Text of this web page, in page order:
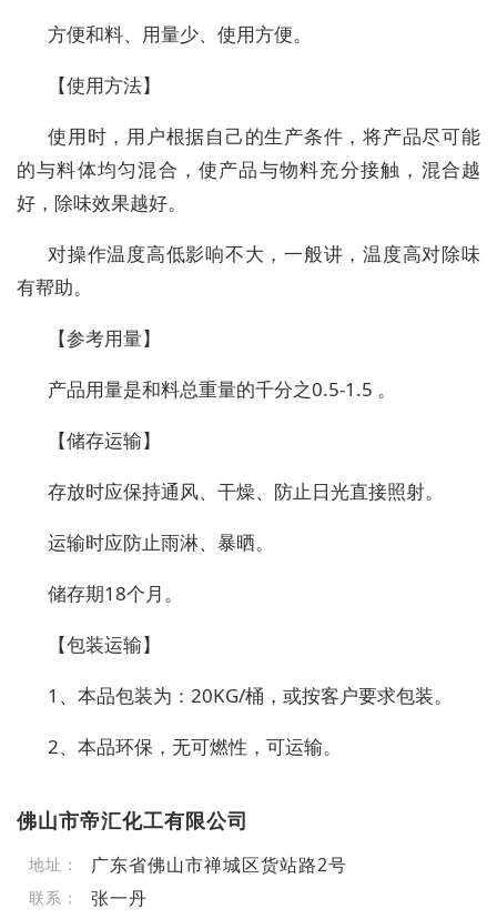
方便和料、用量少、使用方便。
【使用方法】
使用时，用户根据自己的生产条件，将产品尽可能
的与料体均匀混合，使产品与物料充分接触，混合越
好，除味效果越好。
对操作温度高低影响不大，一般讲，温度高对除味
有帮助。
【参考用量】
产品用量是和料总重量的千分之0.5-1.5 。
【储存运输】
存放时应保持通风、干燥、防止日光直接照射。
运输时应防止雨淋、暴晒。
储存期18个月。
【包装运输】
1、本品包装为：20KG/桶，或按客户要求包装。
2、本品环保，无可燃性，可运输。
佛山市帝汇化工有限公司
地址： 广东省佛山市禅城区货站路2号
联系： 张一丹